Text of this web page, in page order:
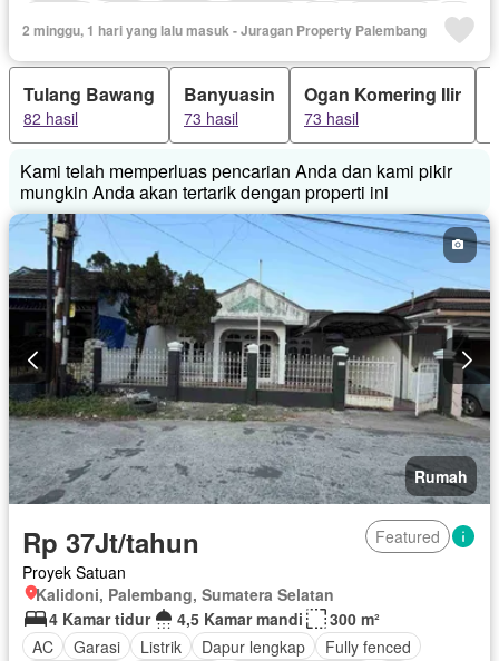
Air
Halaman
Teras Berperabot lengkap
2 minggu, 1 hari yang lalu masuk - Juragan Property Palembang
Tulang Bawang
82 hasil
Banyuasin
73 hasil
Ogan Komering Ilir
73 hasil
Kami telah memperluas pencarian Anda dan kami pikir
mungkin Anda akan tertarik dengan properti ini
Rumah
Rp 37Jt/tahun
Featured
Proyek Satuan
Kalidoni, Palembang, Sumatera Selatan
4 Kamar tidur
4,5 Kamar mandi
300 m²
AC
Garasi Listrik Dapur lengkap
Fully fenced